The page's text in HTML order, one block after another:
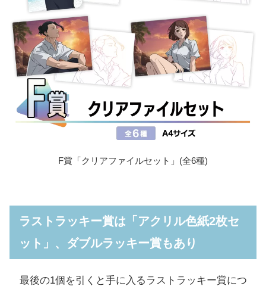
F賞「クリアファイルセット」(全6種)
ラストラッキー賞は「アクリル色紙2枚セ
ット」、ダブルラッキー賞もあり
最後の1個を引くと手に入るラストラッキー賞につ